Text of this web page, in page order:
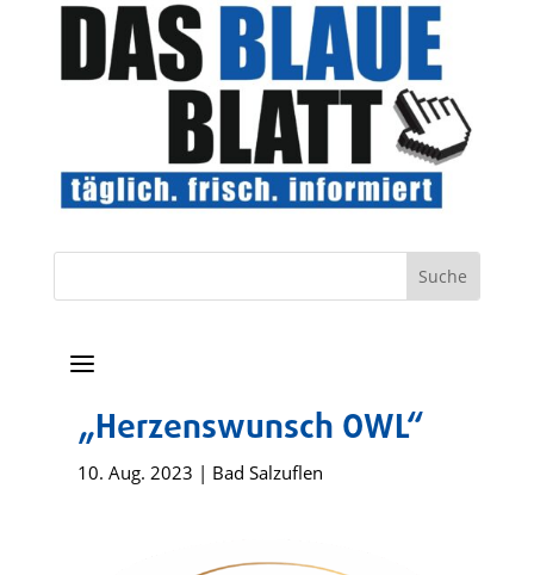
a
„Herzenswunsch OWL“
10. Aug. 2023 | Bad Salzuflen